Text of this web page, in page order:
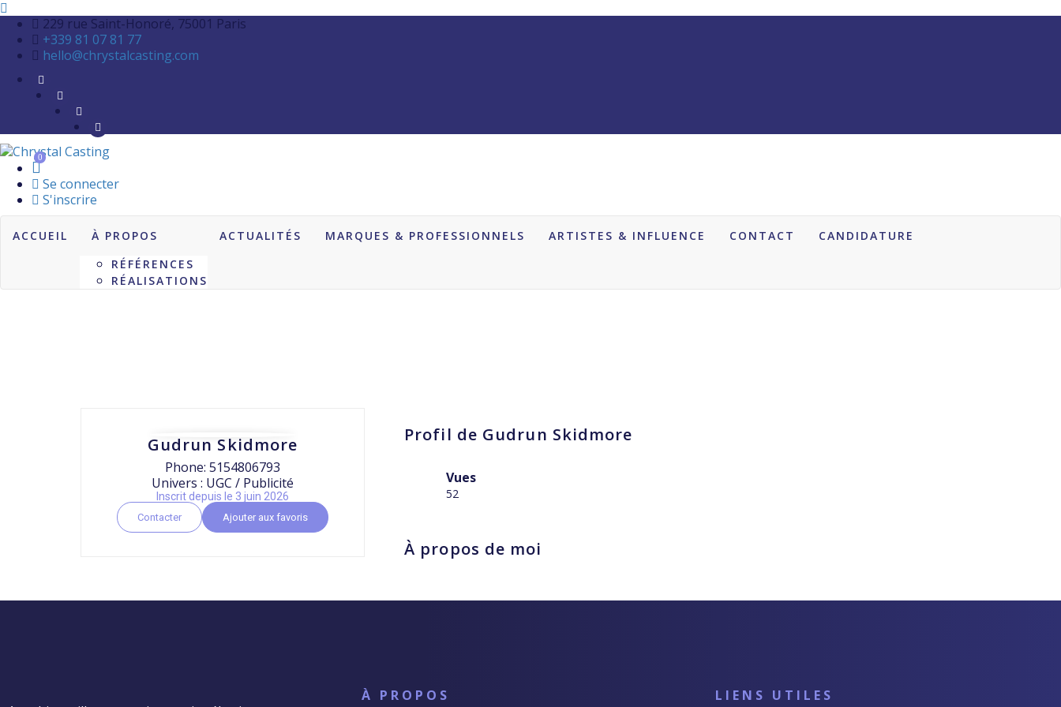
229 rue Saint-Honoré, 75001 Paris
+339 81 07 81 77
hello@chrystalcasting.com
0
Se connecter
S'inscrire
ACCUEIL
À PROPOS
RÉFÉRENCES
RÉALISATIONS
ACTUALITÉS MARQUES & PROFESSIONNELS ARTISTES & INFLUENCE CONTACT CANDIDATURE
Gudrun Skidmore
Phone: 5154806793
Univers : UGC / Publicité
Inscrit depuis le 3 juin 2026
Contacter Ajouter aux favoris
Profil de Gudrun Skidmore
Vues
52
À propos de moi
À PROPOS LIENS UTILES